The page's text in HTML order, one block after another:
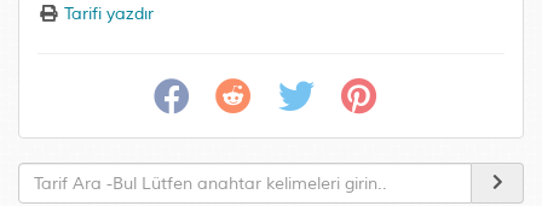
Tarifi yazdır